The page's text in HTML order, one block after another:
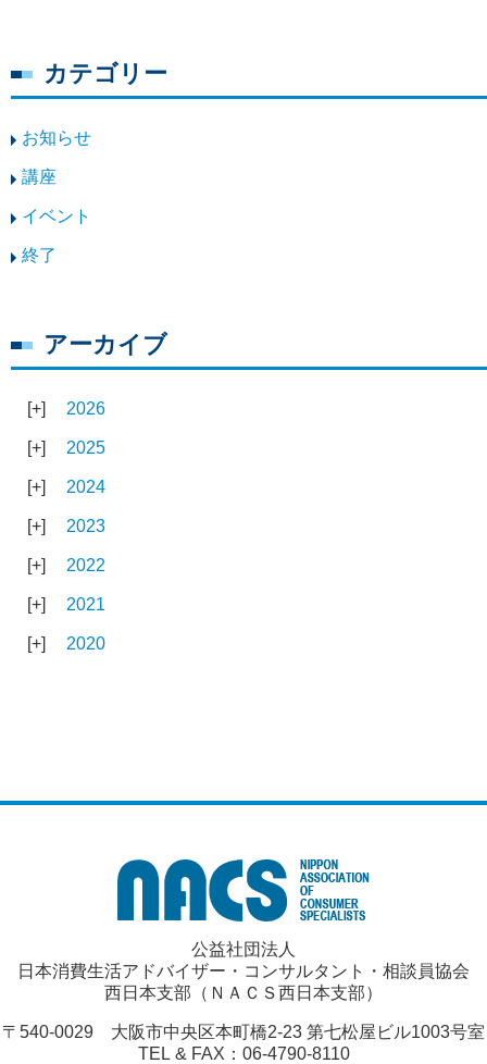
カテゴリー
お知らせ
講座
イベント
終了
アーカイブ
2026
2025
2024
2023
2022
2021
2020
公益社団法人
日本消費生活アドバイザー・コンサルタント・相談員協会
西日本支部（ＮＡＣＳ西日本支部）
〒540-0029 大阪市中央区本町橋2-23 第七松屋ビル1003号室
TEL & FAX：06-4790-8110